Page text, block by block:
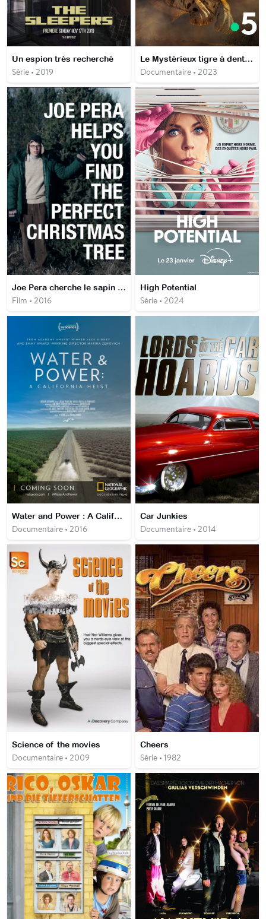
Un espion très recherché
Série • 2019
Le Mystérieux tigre à dents de sabre
Documentaire • 2023
Joe Pera cherche le sapin de Noël idéal
Film • 2016
High Potential
Série • 2024
Water and Power : A California Heist
Documentaire • 2016
Car Junkies
Documentaire • 2014
Science of the movies
Documentaire • 2009
Cheers
Série • 1982